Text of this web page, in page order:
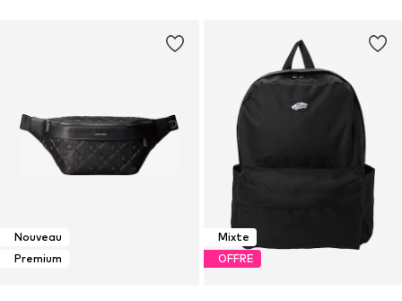
Nouveau
Premium
Mixte
OFFRE